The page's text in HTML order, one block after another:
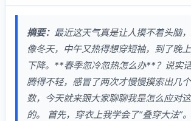
摘要： 最近这天气真是让人摸不着头脑
像冬天，中午又热得想穿短袖，到了晚
下降。**春季忽冷忽热怎么办**？说实
腾得不轻，感冒了两次才慢慢摸索出几
数，今天就来跟大家聊聊我是怎么应对
的。 首先，穿衣上我学会了“叠穿大法”